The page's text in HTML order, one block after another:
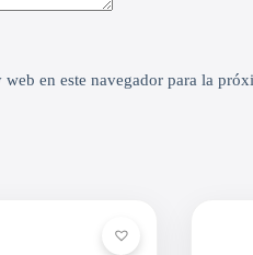
en este navegador para la